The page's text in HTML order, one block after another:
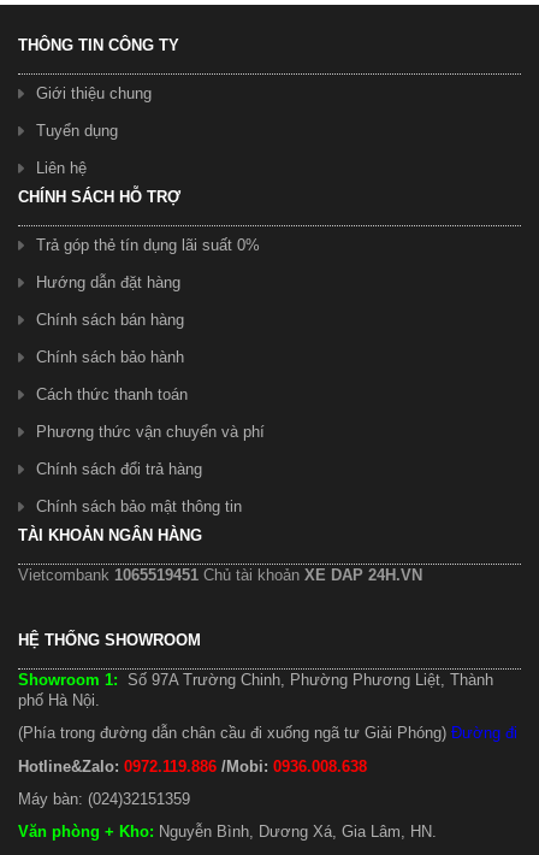
THÔNG TIN CÔNG TY
Giới thiệu chung
Tuyển dụng
Liên hệ
CHÍNH SÁCH HỖ TRỢ
Trả góp thẻ tín dụng lãi suất 0%
Hướng dẫn đặt hàng
Chính sách bán hàng
Chính sách bảo hành
Cách thức thanh toán
Phương thức vận chuyển và phí
Chính sách đổi trả hàng
Chính sách bảo mật thông tin
TÀI KHOẢN NGÂN HÀNG
Vietcombank 1065519451 Chủ tài khoản XE DAP 24H.VN
HỆ THỐNG SHOWROOM
Showroom 1: Số 97A Trường Chinh, Phường Phương Liệt, Thành
phố Hà Nội.
(Phía trong đường dẫn chân cầu đi xuống ngã tư Giải Phóng) Đường đi
Hotline&Zalo: 0972.119.886 /Mobi: 0936.008.638
Máy bàn: (024)32151359
Văn phòng + Kho: Nguyễn Bình, Dương Xá, Gia Lâm, HN.